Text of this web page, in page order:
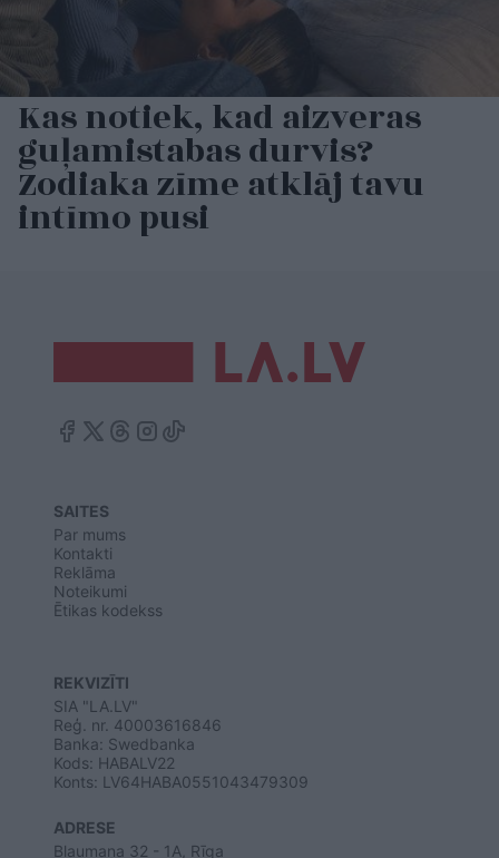
Kas notiek, kad aizveras
guļamistabas durvis?
Zodiaka zīme atklāj tavu
intīmo pusi
SAITES
Par mums
Kontakti
Reklāma
Noteikumi
Ētikas kodekss
REKVIZĪTI
SIA "LA.LV"
Reģ. nr. 40003616846
Banka: Swedbanka
Kods: HABALV22
Konts: LV64HABA0551043479309
ADRESE
Blaumaņa 32 - 1A, Rīga